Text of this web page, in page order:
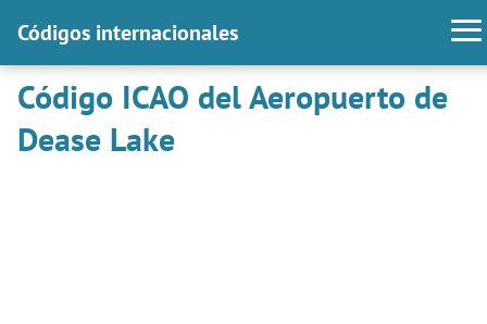
Códigos internacionales
Código ICAO del Aeropuerto de
Dease Lake